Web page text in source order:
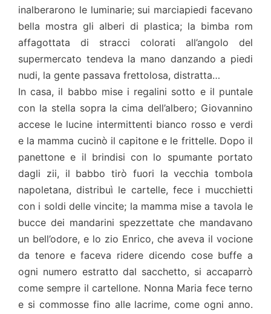
inalberarono le luminarie; sui marciapiedi facevano
bella mostra gli alberi di plastica; la bimba rom
affagottata di stracci colorati all’angolo del
supermercato tendeva la mano danzando a piedi
nudi, la gente passava frettolosa, distratta…
In casa, il babbo mise i regalini sotto e il puntale
con la stella sopra la cima dell’albero; Giovannino
accese le lucine intermittenti bianco rosso e verdi
e la mamma cucinò il capitone e le frittelle. Dopo il
panettone e il brindisi con lo spumante portato
dagli zii, il babbo tirò fuori la vecchia tombola
napoletana, distribuì le cartelle, fece i mucchietti
con i soldi delle vincite; la mamma mise a tavola le
bucce dei mandarini spezzettate che mandavano
un bell’odore, e lo zio Enrico, che aveva il vocione
da tenore e faceva ridere dicendo cose buffe a
ogni numero estratto dal sacchetto, si accaparrò
come sempre il cartellone. Nonna Maria fece terno
e si commosse fino alle lacrime, come ogni anno.